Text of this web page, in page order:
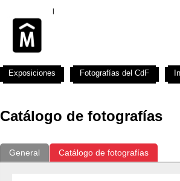
Catálogo de fotografías
General Catálogo de fotografías
Exposiciones Fotografías del CdF